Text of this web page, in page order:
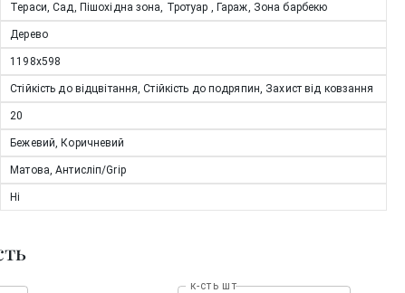
Тераси, Сад, Пішохідна зона, Тротуар , Гараж, Зона барбекю
Дерево
1198x598
Стійкість до відцвітання, Стійкість до подряпин, Захист від ковзання
20
Бежевий, Коричневий
Матова, Антисліп/Grip
Ні
к-сть шт